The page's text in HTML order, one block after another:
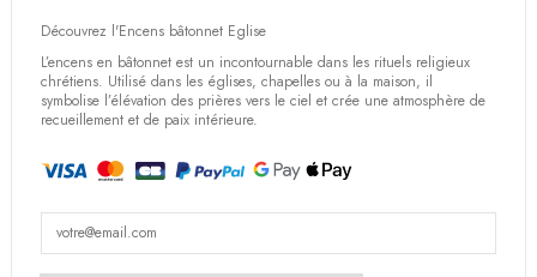
(2 avis)
Découvrez l'Encens bâtonnet Eglise
L’encens en bâtonnet est un incontournable dans les rituels religieux
chrétiens. Utilisé dans les églises, chapelles ou à la maison, il
symbolise l’élévation des prières vers le ciel et crée une atmosphère de
recueillement et de paix intérieure.